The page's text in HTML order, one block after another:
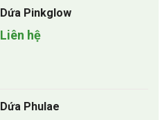
Dứa Pinkglow
Liên hệ
Dứa Phulae